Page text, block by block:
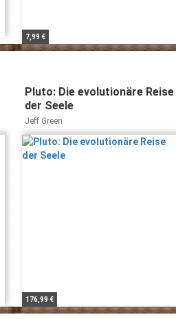
7,99 €
Pluto: Die evolutionäre Reise
der Seele
Jeff Green
176,99 €